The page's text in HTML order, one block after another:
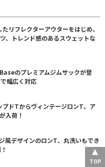
リフレクターアウターをはじめ、
、トレンド感のあるスウェットな
のプレミアムジムサックが登
幅広く対応
プドTからヴィンテージロンT、ア
入荷！
風デザインのロンT、丸洗いもでき
TOP